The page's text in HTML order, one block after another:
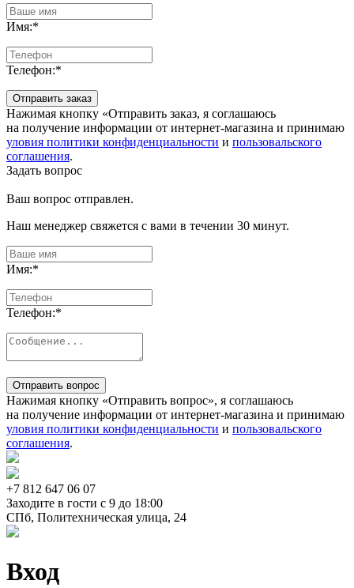
Имя:*
Телефон:*
Отправить заказ
Нажимая кнопку «Отправить заказ, я соглашаюсь
на получение информации от интернет-магазина и принимаю
уловия политики конфиденциальности и пользовальского
соглашения.
Задать вопрос
Ваш вопрос отправлен.
Наш менеджер свяжется с вами в течении 30 минут.
Имя:*
Телефон:*
Отправить вопрос
Нажимая кнопку «Отправить вопрос», я соглашаюсь
на получение информации от интернет-магазина и принимаю
уловия политики конфиденциальности и пользовальского
соглашения.
+7 812 647 06 07
Заходите в гости c 9 до 18:00
СПб, Политехническая улица, 24
Вход